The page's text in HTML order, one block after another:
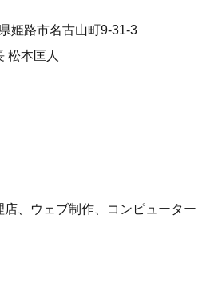
姫路市名古山町9-31-3
松本匡人
、ウェブ制作、コンピューター